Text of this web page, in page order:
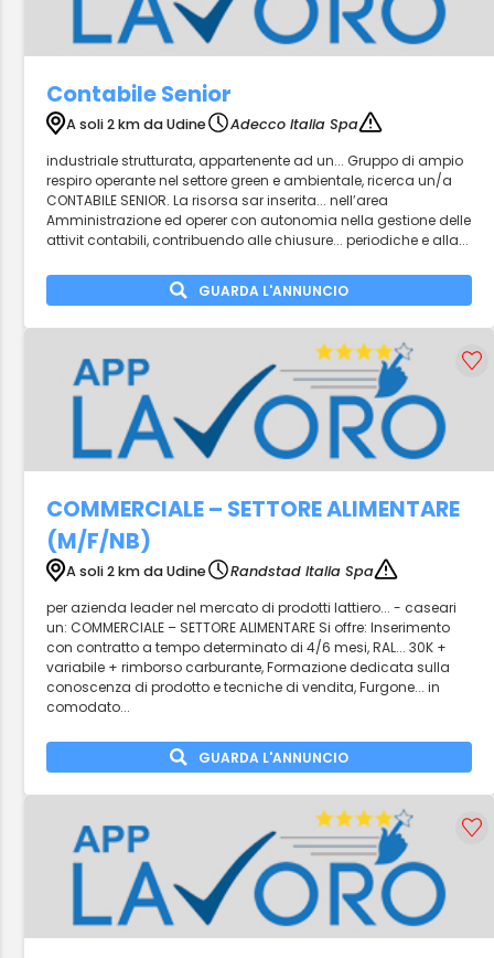
Contabile Senior
A soli 2 km da Udine
Adecco Italia Spa
industriale strutturata, appartenente ad un... Gruppo di ampio
respiro operante nel settore green e ambientale, ricerca un/a
CONTABILE SENIOR. La risorsa sar inserita... nell’area
Amministrazione ed operer con autonomia nella gestione delle
attivit contabili, contribuendo alle chiusure... periodiche e alla...
GUARDA L'ANNUNCIO
COMMERCIALE – SETTORE ALIMENTARE
(M/F/NB)
A soli 2 km da Udine
Randstad Italia Spa
per azienda leader nel mercato di prodotti lattiero... - caseari
un: COMMERCIALE – SETTORE ALIMENTARE Si offre: Inserimento
con contratto a tempo determinato di 4/6 mesi, RAL... 30K +
variabile + rimborso carburante, Formazione dedicata sulla
conoscenza di prodotto e tecniche di vendita, Furgone... in
comodato...
GUARDA L'ANNUNCIO